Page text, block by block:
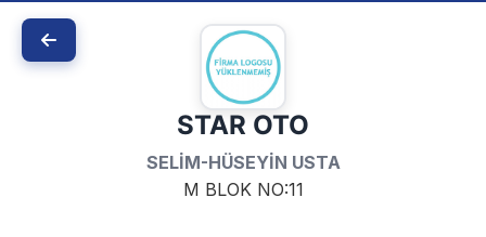
STAR OTO
SELİM-HÜSEYİN USTA
M BLOK NO:11